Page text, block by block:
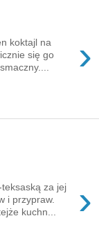
›
koktajl na
się go
›
za jej
i przypraw.
kuchn...